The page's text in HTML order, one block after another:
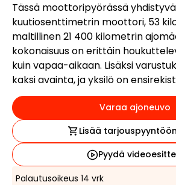
Tässä moottoripyörässä
kuutiosenttimetrin moottori, 53
maltillinen 21 400 kilometrin
kokonaisuus on erittäin
kuin vapaa-aikaan. Lisäksi
kaksi avainta, ja yksilö on
Varaa ajoneuvo
Lisää tarjouspyyntöön
Pyydä
Palautusoikeus 14 vrk